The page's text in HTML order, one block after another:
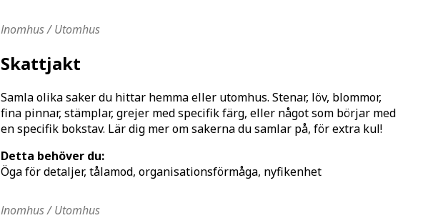
Inomhus / Utomhus
Skattjakt
Samla olika saker du hittar hemma eller utomhus. Stenar, löv, blommor,
fina pinnar, stämplar, grejer med specifik färg, eller något som börjar med
en specifik bokstav. Lär dig mer om sakerna du samlar på, för extra kul!
Detta behöver du:
Öga för detaljer, tålamod, organisationsförmåga, nyfikenhet
Inomhus / Utomhus